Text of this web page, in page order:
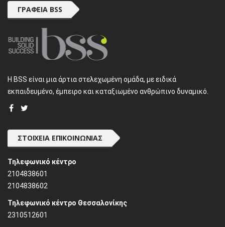
ΓΡΑΦΕΊΑ BSS
H BSS είναι μια άρτια στελεχωμένη ομάδα, με ειδικά
εκπαιδευμένο, έμπειρο και καταξιωμένο ανθρώπινο δυναμικό.
ΣΤΟΙΧΕΊΑ ΕΠΙΚΟΙΝΩΝΊΑΣ
Τηλεφωνικό κέντρο
2104838601
2104838602
Τηλεφωνικό κέντρο Θεσσαλονίκης
2310512601